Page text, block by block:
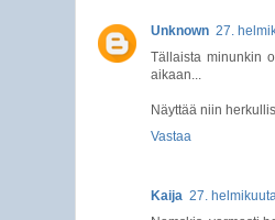
Unknown 27.
Tällaista minunkin
aikaan...
Näyttää niin
Vastaa
Kaija 27.